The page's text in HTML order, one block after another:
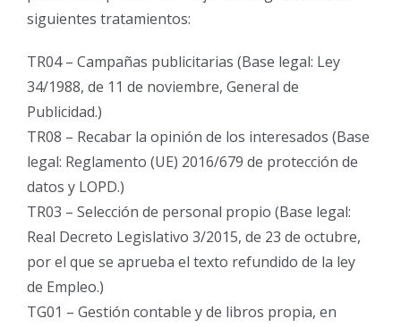
siguientes tratamientos:
TR04 – Campañas publicitarias (Base legal: Ley
34/1988, de 11 de noviembre, General de
Publicidad.)
TR08 – Recabar la opinión de los interesados (Base
legal: Reglamento (UE) 2016/679 de protección de
datos y LOPD.)
TR03 – Selección de personal propio (Base legal:
Real Decreto Legislativo 3/2015, de 23 de octubre,
por el que se aprueba el texto refundido de la ley
de Empleo.)
TG01 – Gestión contable y de libros propia, en